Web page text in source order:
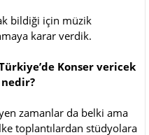
bildiği için müzik
karar verdik.
Konser vericek
zamanlar da belki ama
toplantılardan stüdyolara